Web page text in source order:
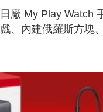
日廠 My Play Watch
戲、內建俄羅斯方塊